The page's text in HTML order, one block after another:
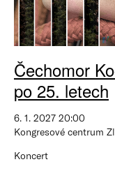
Čechomor
po 25. letech
6. 1. 2027 20:00
Kongresové centrum
Koncert